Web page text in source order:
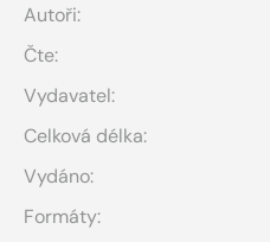
Autoři:
Čte:
Vydavatel:
Celková délka:
Vydáno:
Formáty: